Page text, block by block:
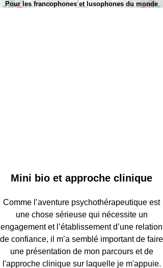
Pour les francophones et lusophones du monde
Mini bio et approche clinique
Comme l’aventure psychothérapeutique est
une chose sérieuse qui nécessite un
engagement et l’établissement d’une relation
de confiance, il m’a semblé important de faire
une présentation de mon parcours et de
l'approche clinique sur laquelle je m'appuie.